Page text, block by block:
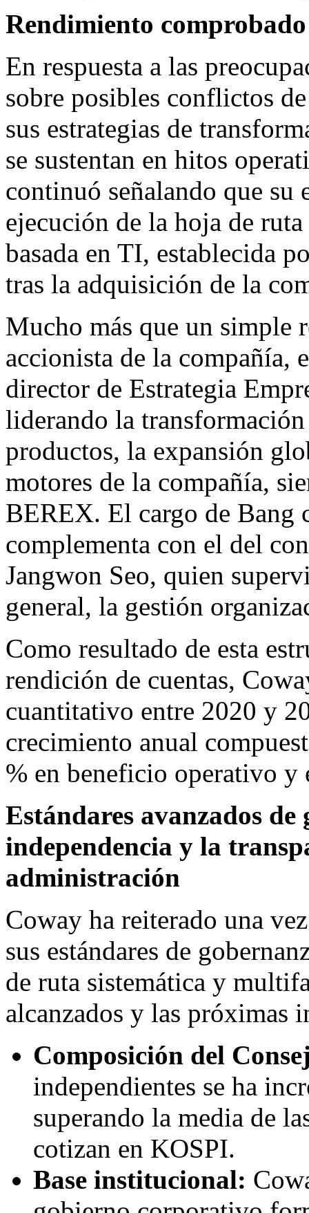
Rendimiento
En respuesta a las
sobre posibles conflictos
sus estrategias de
se sustentan en hitos
continuó señalando que su
ejecución de la hoja de
basada en TI, establecida
tras la adquisición de la
Mucho más que un simple
accionista de la compañía,
director de Estrategia
liderando la
productos, la expansión
motores de la compañía,
BEREX. El cargo de Bang
complementa con el del
Jangwon Seo, quien
general, la gestión
Como resultado de esta
rendición de cuentas,
cuantitativo entre 2020 y
crecimiento anual
% en beneficio operativo
Estándares avanzados
independencia y la
administración
Coway ha reiterado una
sus estándares de
de ruta sistemática y
alcanzados y las próximas
Composición del
independientes se ha
superando la media de
cotizan en KOSPI.
Base institucional: